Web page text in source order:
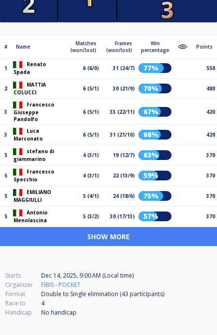
# Name
Matches
(won/lost)
Frames
(won/lost)
Win
percentage
Points
1
Renato
Spada
6 (6/0) 31 (24/7) 77% 550
2
MATTIA
COLUCCI
6 (5/1) 30 (21/9) 70% 480
3
Francesco
Giuseppe
Pandolfo
6 (5/1) 33 (22/11) 67% 420
3
Luca
Marconato
6 (5/1) 31 (21/10) 68% 420
5
stefano di
giammarino
4 (3/1) 19 (12/7) 63% 370
5
Francesco
Specchio
4 (3/1) 22 (13/9) 59% 370
5
EMILIANO
MAGGIULLI
5 (4/1) 24 (18/6) 75% 370
5
Antonio
Menolascina
5 (3/2) 30 (17/13) 57% 370
SHOW MORE
Starts
Dec 14, 2025, 9:00 AM (Local time)
Organizer
FIBIS - POCKET
Format
Double to Single elimination (43 participants)
Race to
4
Handicap
No handicap